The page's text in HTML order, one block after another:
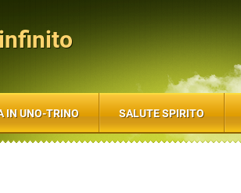
IN UNO-TRINO SALUTE SPIRITO